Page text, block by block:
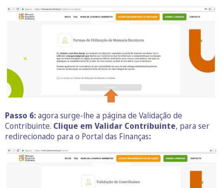
Passo 6:agora surge-lhe a página de Validação de
Contribuinte. Clique em Validar Contribuinte, para ser
redirecionado para o Portal das Finanças: